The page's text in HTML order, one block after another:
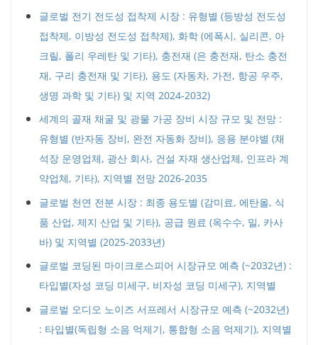
글로벌 전기 전도성 접착제 시장 : 유형별 (등방성 전도성
접착제, 이방성 전도성 접착제), 화학 (에폭시, 실리콘, 아
크릴, 폴리 우레탄 및 기타), 충전재 (은 충전재, 탄소 충전
재, 구리 충전재 및 기타), 용도 (자동차, 가전, 항공 우주,
생명 과학 및 기타) 및 지역 2024-2032)
세계의 골재 채굴 및 광물 가공 장비 시장 규모 및 전망 :
유형별 (반자동 장비, 완전 자동화 장비), 응용 분야별 (채
석장 운영업체, 광산 회사, 건설 자재 생산업체, 인프라 계
약업체, 기타), 지역별 전망 2026-2035
글로벌 천연 전분 시장 : 최종 용도별 (감미료, 에탄올, 식
품 산업, 제지 산업 및 기타), 공급 원료 (옥수수, 밀, 카사
바) 및 지역별 (2025-2033년)
글로벌 코딩된 마이크로스피어 시장규모 예측 (~2032년) :
타입별(자성 코딩 미세구, 비자성 코딩 미세구), 지역별
글로벌 오디오 노이즈 서프레서 시장규모 예측 (~2032년)
: 타입별(독립형 소음 억제기, 통합형 소음 억제기), 지역별